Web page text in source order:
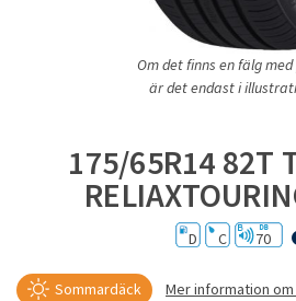
Om det finns en fälg
är det endast i
175/65R14 82T
D C 70
Sommardäck Mer information